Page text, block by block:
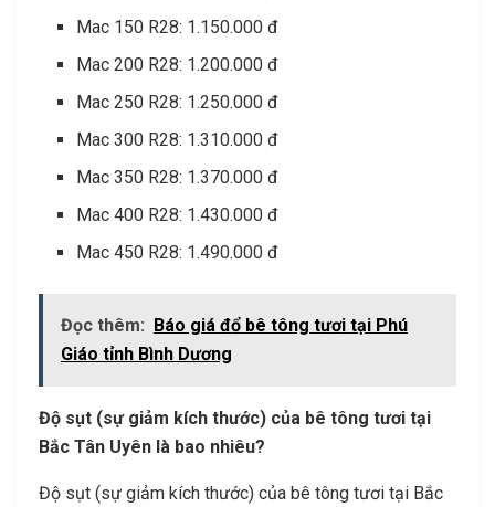
Mac 150 R28: 1.150.000 đ
Mac 200 R28: 1.200.000 đ
Mac 250 R28: 1.250.000 đ
Mac 300 R28: 1.310.000 đ
Mac 350 R28: 1.370.000 đ
Mac 400 R28: 1.430.000 đ
Mac 450 R28: 1.490.000 đ
Đọc thêm: Báo giá đổ bê tông tươi tại Phú
Giáo tỉnh Bình Dương
Độ sụt (sự giảm kích thước) của bê tông tươi tại
Bắc Tân Uyên là bao nhiêu?
Độ sụt (sự giảm kích thước) của bê tông tươi tại Bắc